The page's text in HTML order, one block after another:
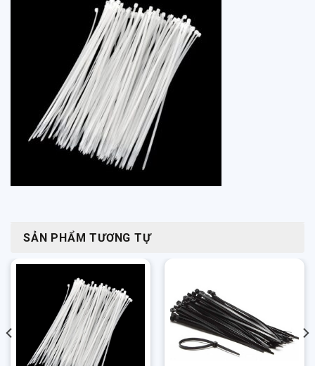
SẢN PHẨM TƯƠNG TỰ